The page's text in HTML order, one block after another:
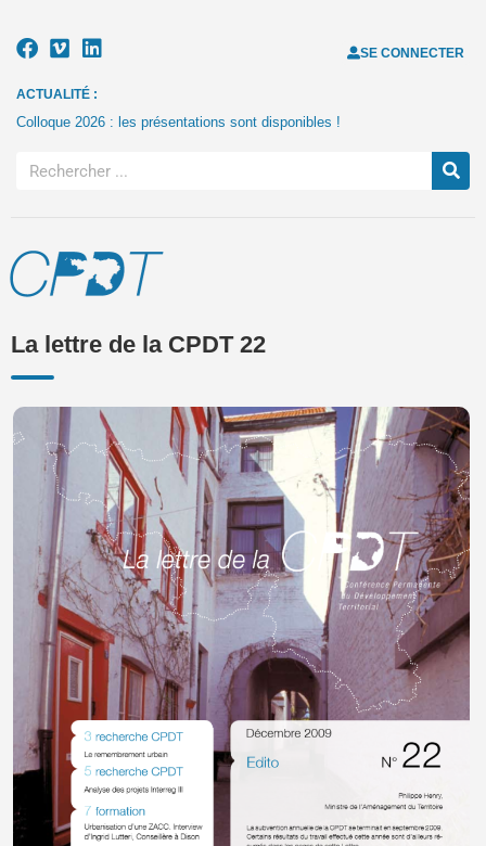
SE CONNECTER
ACTUALITÉ :
Colloque 2026 : les présentations sont disponibles !
La lettre de la CPDT 22